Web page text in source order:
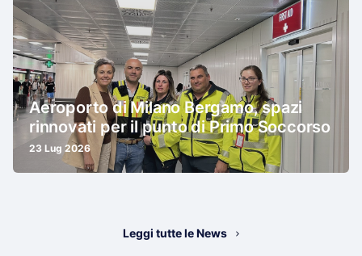
Aeroporto di Milano Bergamo, spazi
rinnovati per il punto di Primo Soccorso
23 Lug 2026
Leggi tutte le News